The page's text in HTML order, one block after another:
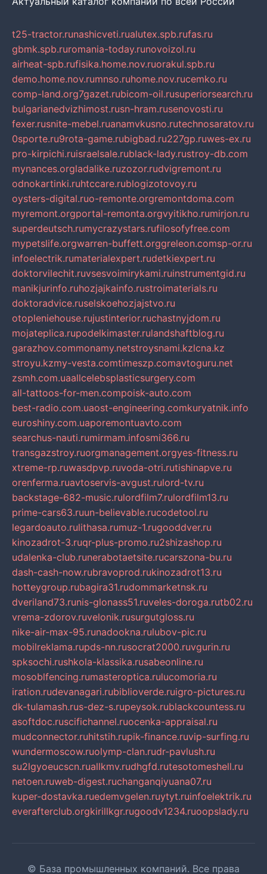
t25-tractor.runashicveti.rualutex.spb.rufas.ru
gbmk.spb.ruromania-today.runovoizol.ru
airheat-spb.rufisika.home.nov.ruorakul.spb.ru
demo.home.nov.rumnso.ruhome.nov.rucemko.ru
comp-land.org7gazet.rubicom-oil.rusuperiorsearch.ru
bulgarianedvizhimost.rusn-hram.rusenovosti.ru
fexer.rusnite-mebel.ruanamvkusno.rutechnosaratov.ru
0sporte.ru9rota-game.rubigbad.ru227gp.ruwes-ex.ru
pro-kirpichi.ruisraelsale.rublack-lady.rustroy-db.com
mynances.orgladalike.ruzozor.rudvigremont.ru
odnokartinki.ruhtccare.rublogizotovoy.ru
oysters-digital.ruo-remonte.orgremontdoma.com
myremont.orgportal-remonta.orgvyitikho.rumirjon.ru
superdeutsch.rumycrazystars.rufilosofyfree.com
mypetslife.orgwarren-buffett.orggreleon.comsp-or.ru
infoelectrik.rumaterialexpert.rudetkiexpert.ru
doktorvilechit.ruvsesvoimirykami.ruinstrumentgid.ru
manikjurinfo.ruhozjajkainfo.rustroimaterials.ru
doktoradvice.ruselskoehozjajstvo.ru
otopleniehouse.rujustinterior.ruchastnyjdom.ru
mojateplica.rupodelkimaster.rulandshaftblog.ru
garazhov.commonamy.netstroysnami.kzlcna.kz
stroyu.kzmy-vesta.comtimeszp.comavtoguru.net
zsmh.com.uaallcelebsplasticsurgery.com
all-tattoos-for-men.compoisk-auto.com
best-radio.com.uaost-engineering.comkuryatnik.info
euroshiny.com.uaporemontuavto.com
searchus-nauti.rumirmam.infosmi366.ru
transgazstroy.ruorgmanagement.orgyes-fitness.ru
xtreme-rp.ruwasdpvp.ruvoda-otri.rutishinapve.ru
orenferma.ruavtoservis-avgust.rulord-tv.ru
backstage-682-music.rulordfilm7.rulordfilm13.ru
prime-cars63.ruun-believable.rucodetool.ru
legardoauto.rulithasa.rumuz-1.rugooddver.ru
kinozadrot-3.ruqr-plus-promo.ru2shizashop.ru
udalenka-club.runerabotaetsite.rucarszona-bu.ru
dash-cash-now.rubravoprod.rukinozadrot13.ru
hotteygroup.rubagira31.rudommarketnsk.ru
dveriland73.runis-glonass51.ruveles-doroga.rutb02.ru
vrema-zdorov.ruvelonik.rusurgutgloss.ru
nike-air-max-95.runadookna.rulubov-pic.ru
mobilreklama.rupds-nn.rusocrat2000.ruvgurin.ru
spksochi.rushkola-klassika.rusabeonline.ru
mosoblfencing.rumasteroptica.rulucomoria.ru
iration.rudevanagari.rubiblioverde.ruigro-pictures.ru
dk-tulamash.rus-dez-s.rupeysok.rublackcountess.ru
asoftdoc.ruscifichannel.ruocenka-appraisal.ru
mudconnector.ruhitstih.rupik-finance.ruvip-surfing.ru
wundermoscow.ruolymp-clan.rudr-pavlush.ru
su2lgyoeucscn.ruallkmv.rudhgfd.rutesotomeshell.ru
netoen.ruweb-digest.ruchanganqiyuana07.ru
kuper-dostavka.ruedemvgelen.ruytyt.ruinfoelektrik.ru
everafterclub.orgkirillkgr.rugoodv1234.ruoopslady.ru
© База промышленных компаний. Все права